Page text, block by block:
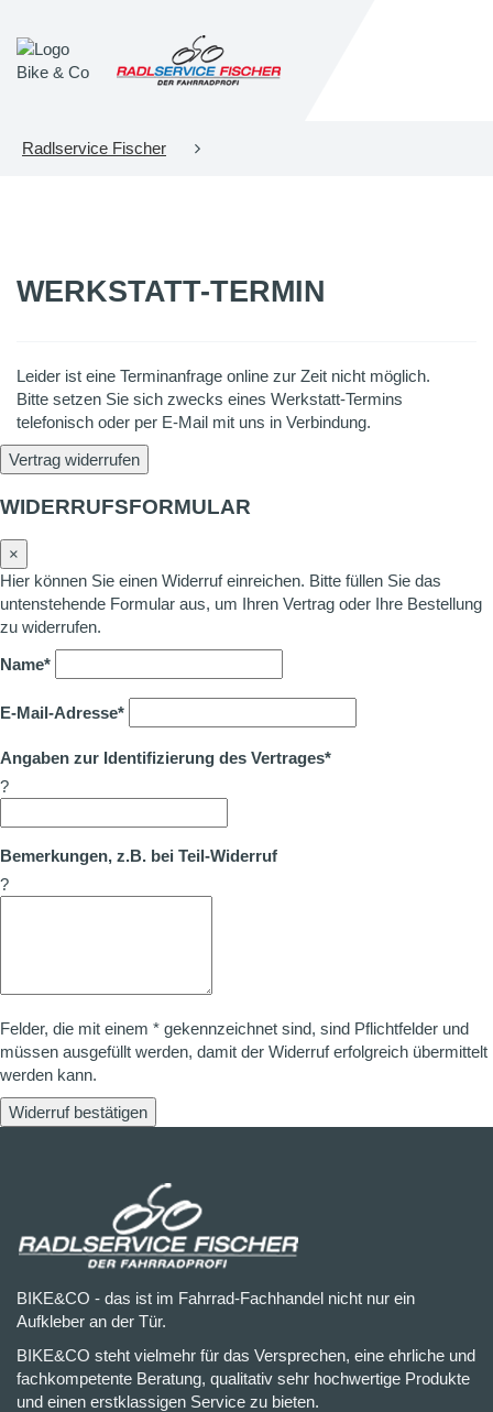
Radlservice Fischer
WERKSTATT-TERMIN
Leider ist eine Terminanfrage online zur Zeit nicht möglich.
Bitte setzen Sie sich zwecks eines Werkstatt-Termins
telefonisch oder per E-Mail mit uns in Verbindung.
Vertrag widerrufen
WIDERRUFSFORMULAR
×
Hier können Sie einen Widerruf einreichen. Bitte füllen Sie das
untenstehende Formular aus, um Ihren Vertrag oder Ihre Bestellung
zu widerrufen.
Name*
E-Mail-Adresse*
Angaben zur Identifizierung des Vertrages*
?
Bemerkungen, z.B. bei Teil-Widerruf
?
Felder, die mit einem * gekennzeichnet sind, sind Pflichtfelder und
müssen ausgefüllt werden, damit der Widerruf erfolgreich übermittelt
werden kann.
Widerruf bestätigen
BIKE&CO - das ist im Fahrrad-Fachhandel nicht nur ein
Aufkleber an der Tür.
BIKE&CO steht vielmehr für das Versprechen, eine ehrliche und
fachkompetente Beratung, qualitativ sehr hochwertige Produkte
und einen erstklassigen Service zu bieten.